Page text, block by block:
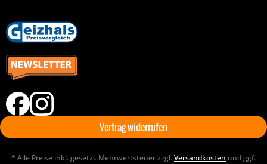
Vertrag widerrufen
* Alle Preise inkl. gesetzl. Mehrwertsteuer zzgl.Versandkosten und ggf.